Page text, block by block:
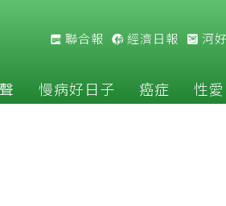
聯合報 經濟日報 河
慢病好日子 癌症 性愛